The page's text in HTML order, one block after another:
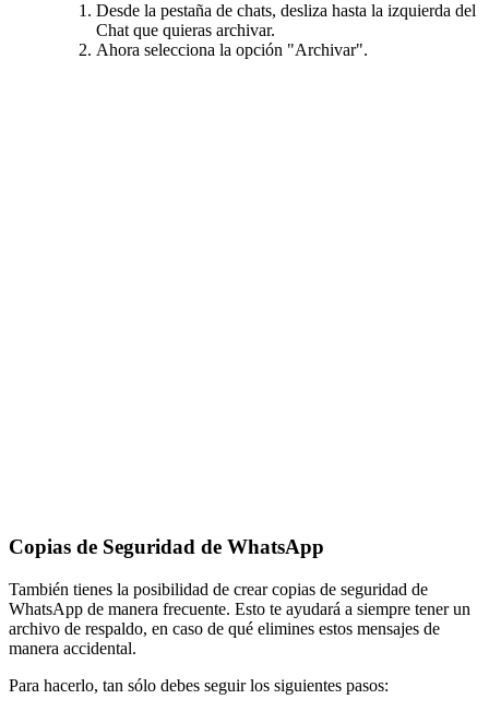
Desde la pestaña de chats, desliza hasta la izquierda del
Chat que quieras archivar.
Ahora selecciona la opción "Archivar".
Copias de Seguridad de WhatsApp
También tienes la posibilidad de crear copias de seguridad de
WhatsApp de manera frecuente. Esto te ayudará a siempre tener un
archivo de respaldo, en caso de qué elimines estos mensajes de
manera accidental.
Para hacerlo, tan sólo debes seguir los siguientes pasos: